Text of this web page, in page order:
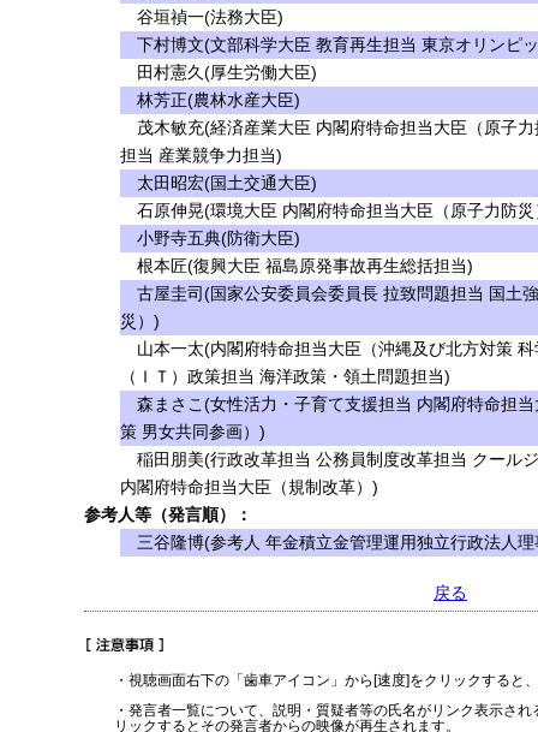
谷垣禎一(法務大臣)
下村博文(文部科学大臣 教育再生担当 東京オリンピ
田村憲久(厚生労働大臣)
林芳正(農林水産大臣)
茂木敏充(経済産業大臣 内閣府特命担当大臣（原子
担当 産業競争力担当)
太田昭宏(国土交通大臣)
石原伸晃(環境大臣 内閣府特命担当大臣（原子力防災
小野寺五典(防衛大臣)
根本匠(復興大臣 福島原発事故再生総括担当)
古屋圭司(国家公安委員会委員長 拉致問題担当 国土
災）)
山本一太(内閣府特命担当大臣（沖縄及び北方対策
（ＩＴ）政策担当 海洋政策・領土問題担当)
森まさこ(女性活力・子育て支援担当 内閣府特命担
策 男女共同参画）)
稲田朋美(行政改革担当 公務員制度改革担当 クール
内閣府特命担当大臣（規制改革）)
参考人等（発言順）：
三谷隆博(参考人 年金積立金管理運用独立行政法人理
戻る
・視聴画面右下の「歯車アイコン」から[速度]をクリックすると
・発言者一覧について、説明・質疑者等の氏名がリンク表示さ
リックするとその発言者からの映像が再生されます。